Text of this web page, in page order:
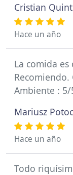
Cristian
Hace un año
La comida
Ambiente :
Mariusz
Hace un año
Todo